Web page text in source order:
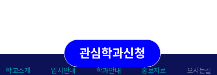
학교소개 입시안내 학과안내 홍보자료 오시는길
관심학과신청